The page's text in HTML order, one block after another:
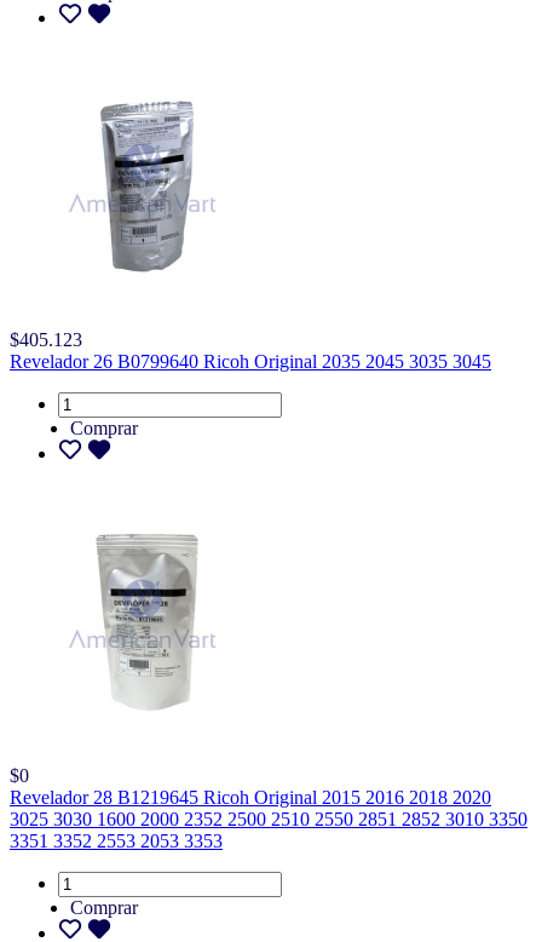
$405.123
Revelador 26 B0799640 Ricoh Original 2035 2045 3035 3045
Comprar
$0
Revelador 28 B1219645 Ricoh Original 2015 2016 2018 2020
3025 3030 1600 2000 2352 2500 2510 2550 2851 2852 3010 3350
3351 3352 2553 2053 3353
Comprar